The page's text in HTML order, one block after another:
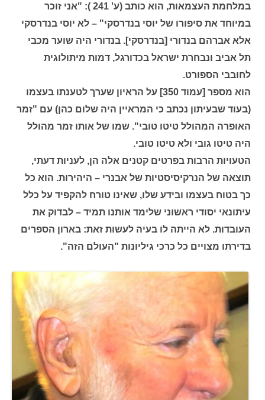
במלחמת העצמאות, הוא כותב (ע' 241 ): "אני זוכר
במיוחד את סיפורו של יוסי בנדרסקי" – לא יוסי בנדרסקי
אלא אברהם בנדורי [בנדרסקי]. בנדורי היה שוער מכבי
תל אביב ונבחרת ישראל בכדורגל, דמות מיתולוגית
לחובבי הספורט.
הוא מספר [עמוד 350] על הראיון שערך לטענתו בעצמו
(בעוד שבעיתון נכתב כי המראיין היה שלום כהן) עם "זמר
האופרה המהולל טיטו טובי". שמו של אותו זמר מהולל
היה טיטו גובי ולא טיטו טובי.
הטעויות הרבות בפרטים קטנים אלה הן, לעניות דעתי,
תוצאה של הנרקיסיסטיות של אבנרי – היהירות. הוא כל
כך בטוח בעצמו ובידע שלו, שאינו טורח להקפיד על כלל
עיתונאי יסודי ראשוני שלימד אותנו תמיד – לבדוק את
העובדות. לא הייתה לו בעיה לעשות זאת: בארון הספרים
בדירתו מצויים כל כרכי גיליונות "העולם הזה".